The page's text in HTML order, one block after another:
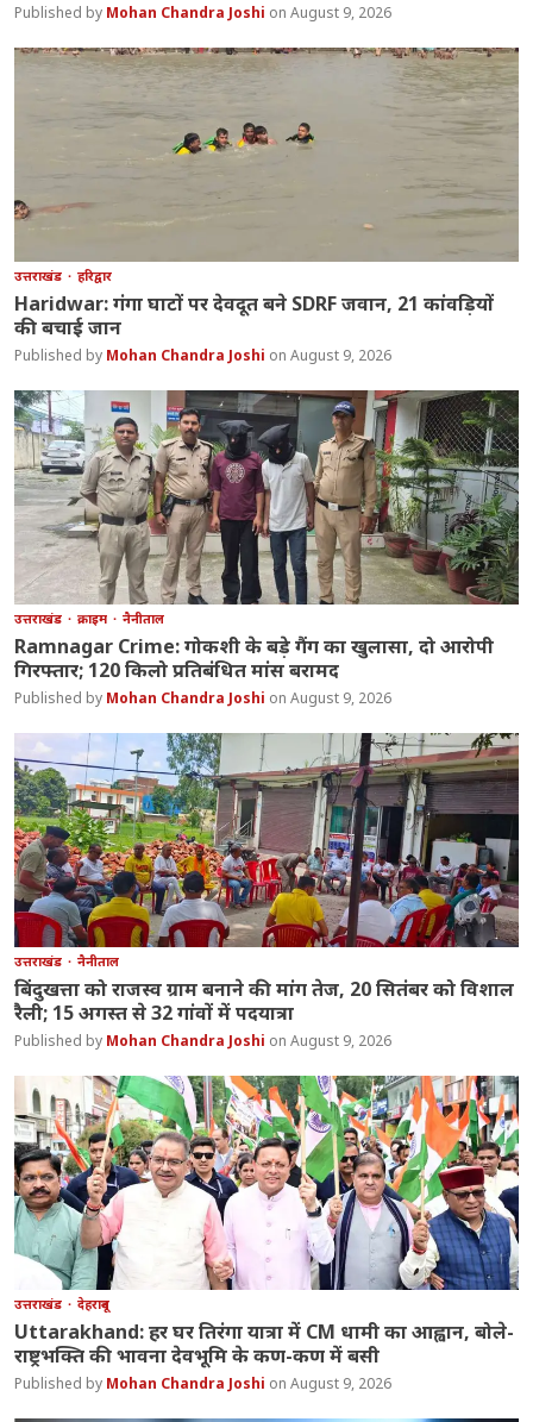
Mohan Chandra Joshi August 9, 2026
उत्तराखंड हरिद्वार
Haridwar: गंगा घाटों पर देवदूत बने SDRF जवान, 21 कांवड़ियों
की बचाई जान
Mohan Chandra Joshi August 9, 2026
उत्तराखंड क्राइम नैनीताल
Ramnagar Crime: गोकशी के बड़े गैंग का खुलासा, दो आरोपी
गिरफ्तार; 120 किलो प्रतिबंधित मांस बरामद
Mohan Chandra Joshi August 9, 2026
उत्तराखंड नैनीताल
बिंदुखत्ता को राजस्व ग्राम बनाने की मांग तेज, 20 सितंबर को विशाल
रैली; 15 अगस्त से 32 गांवों में पदयात्रा
Mohan Chandra Joshi August 9, 2026
उत्तराखंड देहरादून
Uttarakhand: हर घर तिरंगा यात्रा में CM धामी का आह्वान, बोले-
राष्ट्रभक्ति की भावना देवभूमि के कण-कण में बसी
Mohan Chandra Joshi August 9, 2026